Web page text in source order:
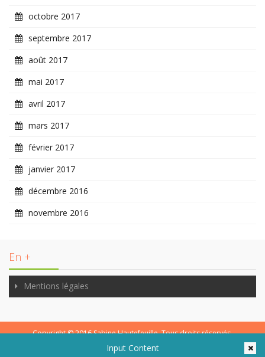
octobre 2017
septembre 2017
août 2017
mai 2017
avril 2017
mars 2017
février 2017
janvier 2017
décembre 2016
novembre 2016
En +
Mentions légales
Copyright © 2016Sabine Hautefeuille. Tous droits réservés.
Sabine Hautefeuille - Illustratrice.
Input Content